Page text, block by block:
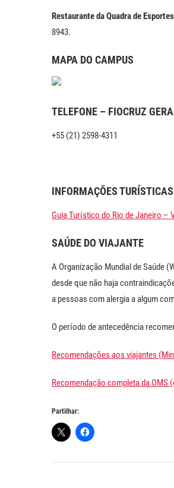
Restaurante da Quadra de Esportes
8943.
MAPA DO CAMPUS
TELEFONE – FIOCRUZ
+55 (21) 2598-4311
INFORMAÇÕES TURÍSTICAS
Guia Turístico do Rio de Janeiro –
SAÚDE DO VIAJANTE
A Organização Mundial de Saúde
desde que não haja
a pessoas com alergia a algum
O período de antecedência
Recomendações aos viajantes
Recomendação completa da OMS
Partilhar: